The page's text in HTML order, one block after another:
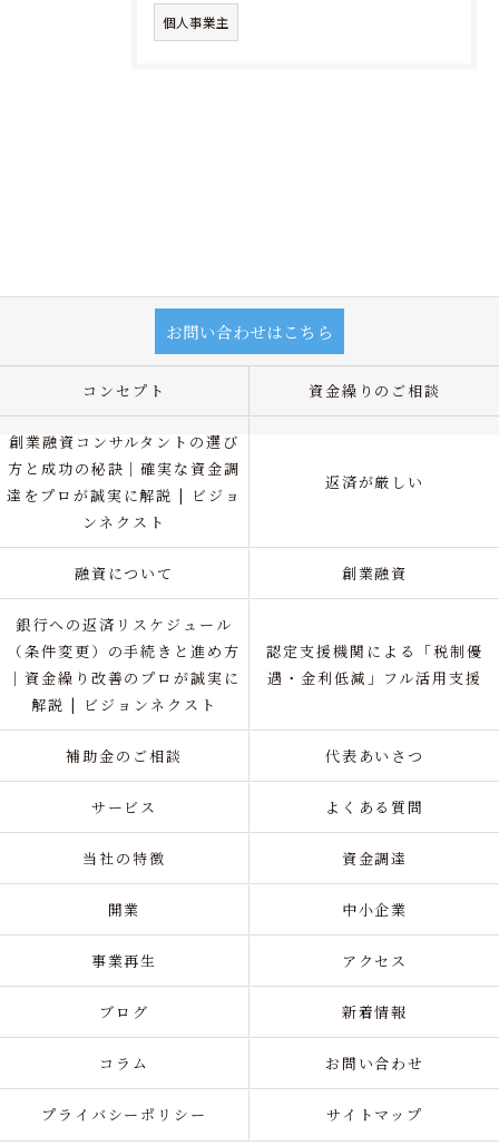
個人事業主
お問い合わせはこちら
コンセプト 資金繰りのご相談
創業融資コンサルタントの選び
方と成功の秘訣｜確実な資金調
達をプロが誠実に解説 | ビジョ
ンネクスト
返済が厳しい
融資について 創業融資
銀行への返済リスケジュール
（条件変更）の手続きと進め方
｜資金繰り改善のプロが誠実に
解説 | ビジョンネクスト
認定支援機関による「税制優
遇・金利低減」フル活用支援
補助金のご相談 代表あいさつ
サービス よくある質問
当社の特徴 資金調達
開業 中小企業
事業再生 アクセス
ブログ 新着情報
コラム お問い合わせ
プライバシーポリシー サイトマップ